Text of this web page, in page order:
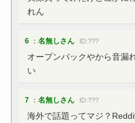
れん
6： 名無しさん ID:???
オープンバックやから音漏
い
7： 名無しさん ID:???
海外で話題ってマジ？